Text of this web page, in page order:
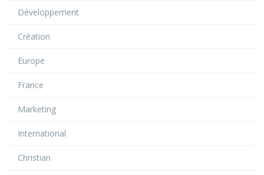
Développement
Création
Europe
France
Marketing
International
Christian